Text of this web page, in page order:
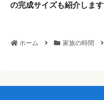
の完成サイズも紹介します
ホーム 家族の時間